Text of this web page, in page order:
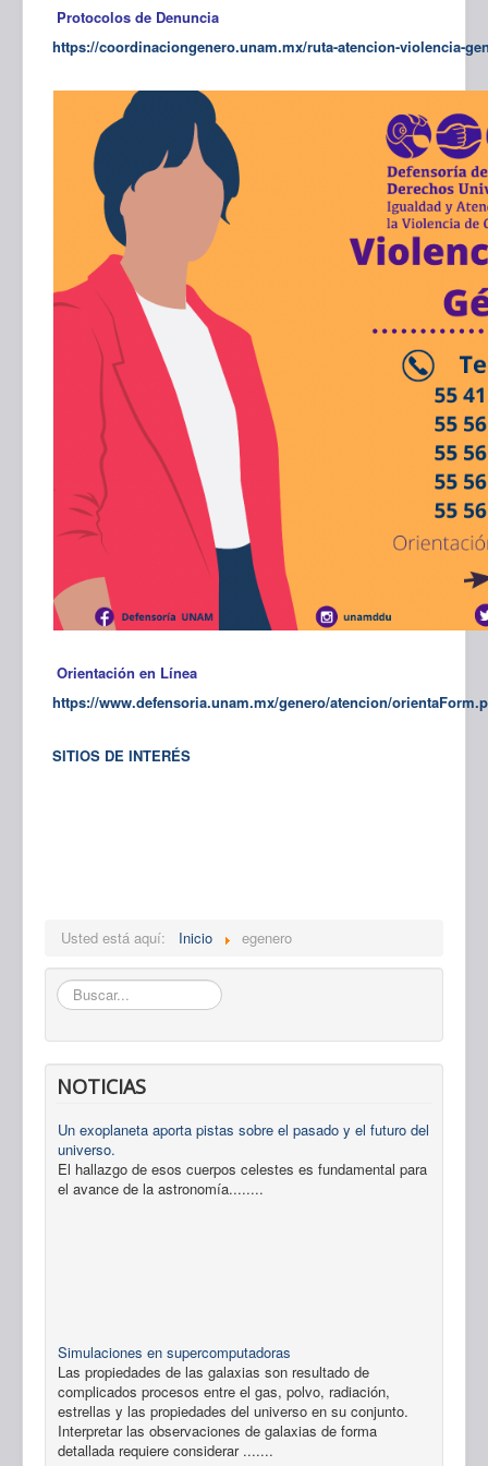
Protocolos de Denuncia
https://coordinaciongenero.unam.mx/ruta-atencion-violencia-
Orientación en Línea
https://www.defensoria.unam.mx/genero/atencion/
SITIOS DE INTERÉS
Usted está aquí: Inicio egenero
Buscar...
NOTICIAS
Un exoplaneta aporta pistas sobre el pasado y el futuro del
universo.
El hallazgo de esos cuerpos celestes es fundamental para
el avance de la astronomía........
Simulaciones en supercomputadoras
Las propiedades de las galaxias son resultado de
complicados procesos entre el gas, polvo, radiación,
estrellas y las propiedades del universo en su conjunto.
Interpretar las observaciones de galaxias de forma
detallada requiere considerar .......